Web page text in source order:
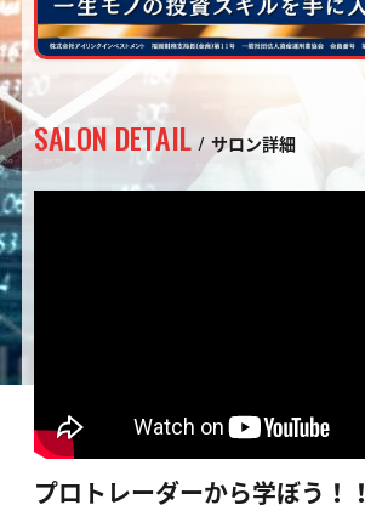
SALON DETAIL サロン詳細
プロトレーダーから学ぼう！！